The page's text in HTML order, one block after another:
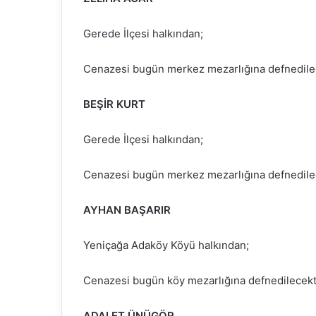
Gerede İlçesi halkından;
Cenazesi bugün merkez mezarlığına
BEŞİR KURT
Gerede İlçesi halkından;
Cenazesi bugün merkez mezarlığına
AYHAN BAŞARIR
Yeniçağa Adaköy Köyü halkından;
Cenazesi bugün köy mezarlığına